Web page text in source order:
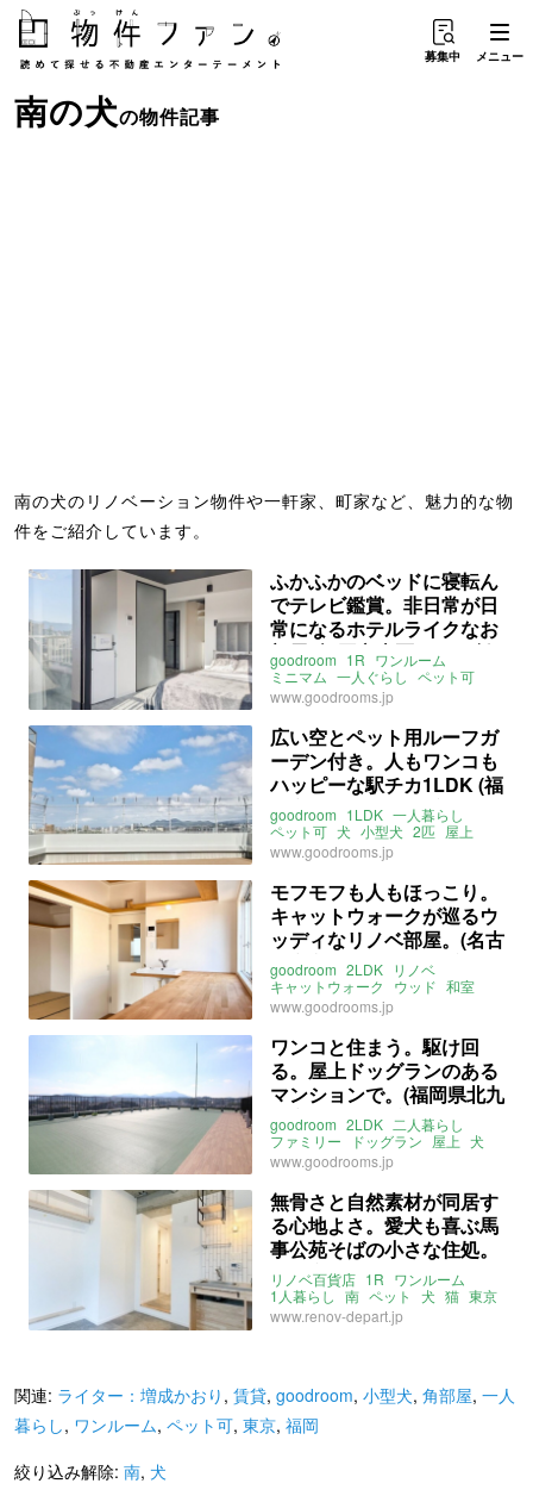
募集中 メニュー
南の犬の物件記事
南の犬のリノベーション物件や一軒家、町家など、魅力的な物
件をご紹介しています。
ふかふかのベッドに寝転ん
でテレビ鑑賞。非日常が日
常になるホテルライクなお
部屋 (福岡市南区26㎡の賃
貸物件)
goodroom 1R ワンルーム
ミニマム 一人ぐらし ペット可
小型犬 犬 ホテル
最上階 景観
ヴィンテージマンション
バルコニー 福岡
西鉄天神大牟田線
高宮駅
西鉄平尾駅 鹿児島本線 博多駅
博多
ライター：増成かおり 賃貸
www.goodrooms.jp
広い空とペット用ルーフガ
ーデン付き。人もワンコも
ハッピーな駅チカ1LDK (福
岡市東区40㎡の賃貸物件)
goodroom 1LDK 一人暮らし
ペット可 犬 小型犬 2匹 屋上
ルーフバルコニー
ドッグラン 足洗い場
福岡
鹿児島本線
箱崎駅
福岡市箱崎線 箱崎九大前駅
ライター：増成かおり 賃貸
www.goodrooms.jp
モフモフも人もほっこり。
キャットウォークが巡るウ
ッディなリノベ部屋。(名古
屋市守山区45㎡の賃貸物
件)
goodroom 2LDK リノベ
キャットウォーク
ウッド 和室
ペット可 猫 小型犬
フローリング 最上階
愛知
名古屋 守山 永森 中央本線
新守山駅 ガイドウェイ志段味
大曽根駅 金屋駅 名鉄瀬戸線
守山自衛隊前駅
ライター：増成かおり 賃貸
www.goodrooms.jp
ワンコと住まう。駆け回
る。屋上ドッグランのある
マンションで。(福岡県北九
州市58㎡の賃貸物件)
goodroom 2LDK 二人暮らし
ファミリー
ドッグラン 屋上 犬
小型犬 足洗い場 南
北九州 小倉北 北九州高速鉄道
片野駅
日豊本線 南小倉駅
日田彦山線 城野駅 賃貸
www.goodrooms.jp
無骨さと自然素材が同居す
る心地よさ。愛犬も喜ぶ馬
事公苑そばの小さな住処。
（東京都世田谷区16㎡の賃
貸物件）
リノベ百貨店 1R ワンルーム
1人暮らし 南 ペット 犬 猫 東京
世田谷 桜丘 千歳船橋
ライター：増成かおり
www.renov-depart.jp
関連: ライター：増成かおり , 賃貸, goodroom, 小型犬, 角部屋, 一人
暮らし, ワンルーム, ペット可, 東京, 福岡
絞り込み解除: 南, 犬